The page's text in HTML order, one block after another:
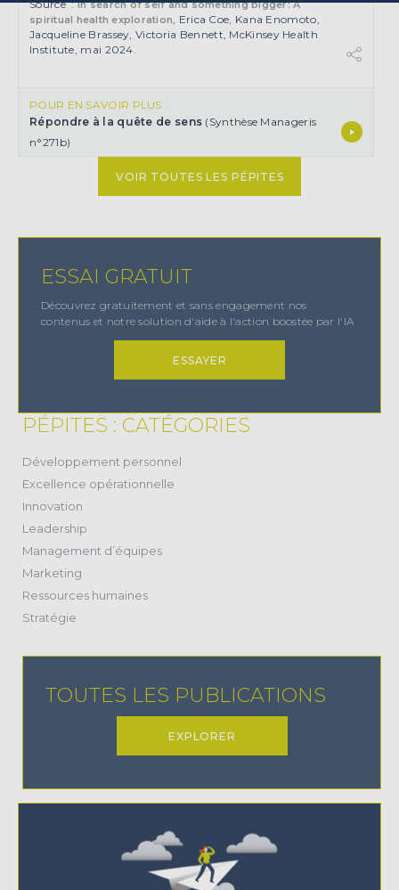
Source :In search of self and something bigger: A
spiritual health exploration
, Erica Coe, Kana Enomoto,
Jacqueline Brassey, Victoria Bennett, McKinsey Health
Institute, mai 2024.
POUR EN SAVOIR PLUS :
Répondre à la quête de sens (Synthèse Manageris
n°271b)
VOIR TOUTES LES PÉPITES
ESSAI GRATUIT
Découvrez gratuitement et sans engagement nos
contenus et notre solution d'aide à l'action boostée par l'IA
ESSAYER
PÉPITES : CATÉGORIES
Développement personnel
Excellence opérationnelle
Innovation
Leadership
Management d’équipes(28)
Marketing
Ressources humaines(24)
Stratégie
TOUTES LES PUBLICATIONS
EXPLORER